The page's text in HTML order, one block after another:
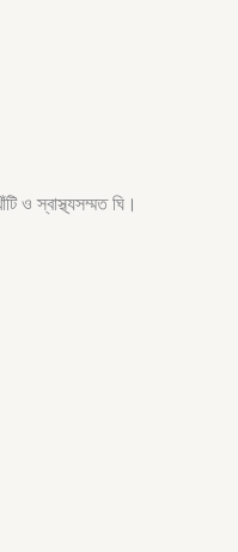
ও স্বাস্থ্যসম্মত ঘি।